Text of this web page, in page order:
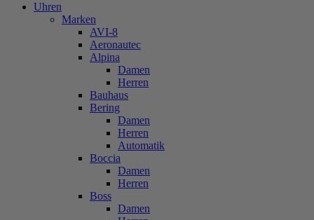
Uhren
Marken
AVI-8
Aeronautec
Alpina
Damen
Herren
Bauhaus
Bering
Damen
Herren
Automatik
Boccia
Damen
Herren
Boss
Damen